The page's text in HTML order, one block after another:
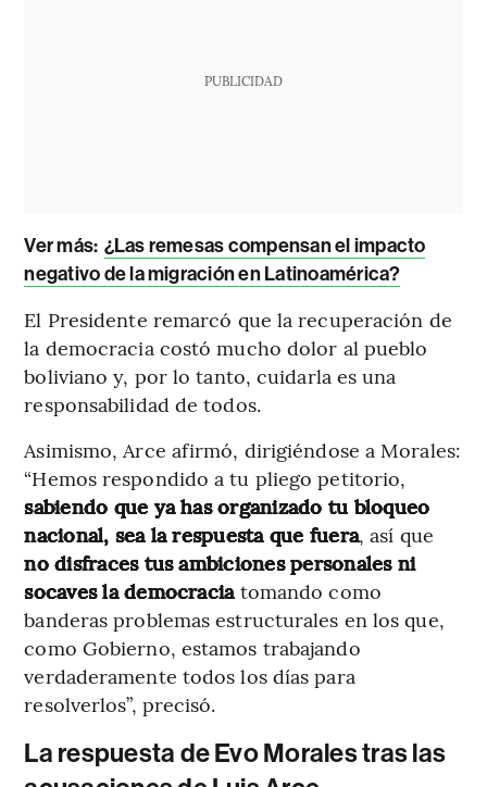
PUBLICIDAD
Ver más: ¿Las remesas compensan el impacto
negativo de la migración en Latinoamérica?
El Presidente remarcó que la recuperación de
la democracia costó mucho dolor al pueblo
boliviano y, por lo tanto, cuidarla es una
responsabilidad de todos.
Asimismo, Arce afirmó, dirigiéndose a Morales:
“Hemos respondido a tu pliego petitorio,
sabiendo que ya has organizado tu bloqueo
nacional, sea la respuesta que fuera, así que
no disfraces tus ambiciones personales ni
socaves la democracia tomando como
banderas problemas estructurales en los que,
como Gobierno, estamos trabajando
verdaderamente todos los días para
resolverlos”, precisó.
La respuesta de Evo Morales tras las